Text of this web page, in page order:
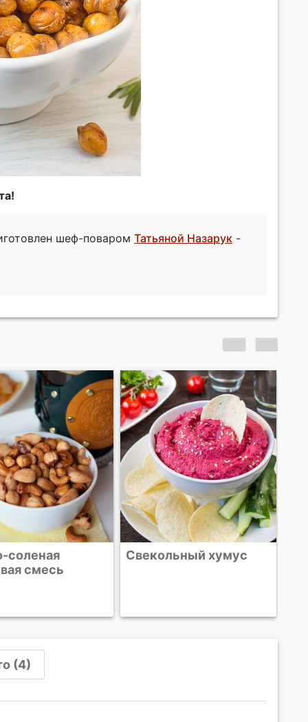
шеф-поваром Татьяной Назарук -
соленая
смесь
Свекольный хумус
(4)